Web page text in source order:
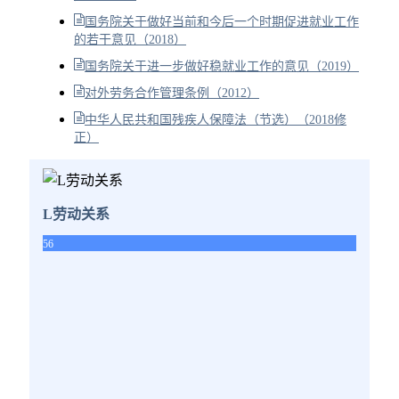
国务院关于做好当前和今后一个时期促进就业工作
的若干意见（2018）
国务院关于进一步做好稳就业工作的意见（2019）
对外劳务合作管理条例（2012）
中华人民共和国残疾人保障法（节选）（2018修
正）
L劳动关系
56